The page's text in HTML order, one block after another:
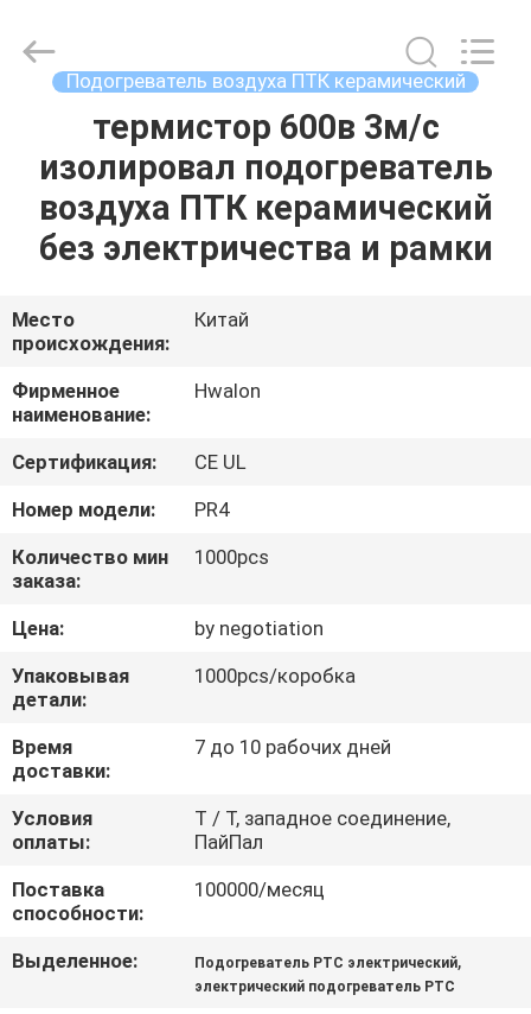
ПРОДУКЦИЯ
НАС
ЭКСКУРСИЯ
ПО
ФАБРИКЕ
КОНТРОЛЬ
КАЧЕСТВА
СВЯЗАТЬСЯ
С
НАМИ
НОВОСТИ
ЗАПРОСИТЬ
Подогреватель воздуха ПТК керамический
термистор 600в 3м/с
изолировал подогреватель
воздуха ПТК керамический
без электричества и рамки
Место
происхождения:
Китай
Фирменное
наименование:
Hwalon
Сертификация:
CE UL
Номер модели:
PR4
Количество мин
заказа:
1000pcs
Цена:
by negotiation
Упаковывая
детали:
1000pcs/коробка
Время
доставки:
7 до 10 рабочих дней
Условия
оплаты:
T / Т, западное соединение,
ПайПал
Поставка
способности:
100000/месяц
Выделенное: Подогреватель PTC электрический,
электрический подогреватель PTC